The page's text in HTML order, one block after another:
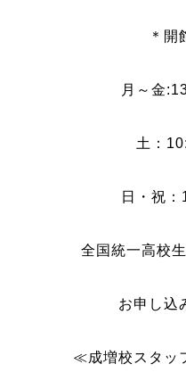
＊開
月～金
土：
日・祝
全国統一高校
お申し込
≪成増校スタッ